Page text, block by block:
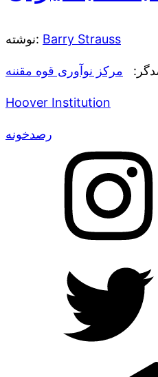
نوشته: Barry Strauss
مرکز نوآوری قوه مقننه
Hoover Institution
رصدخونه